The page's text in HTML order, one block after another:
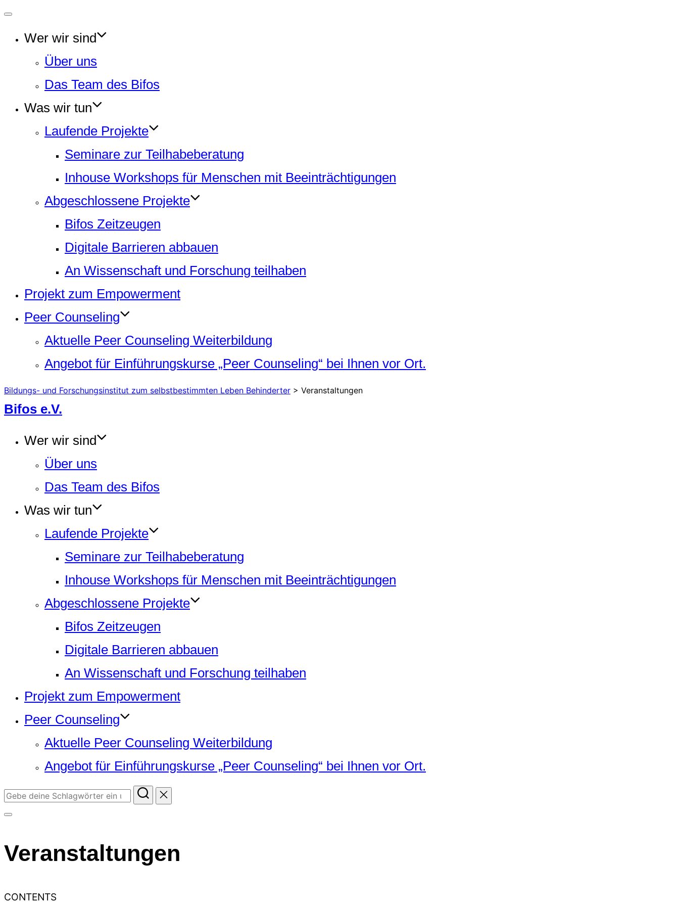
umschalten
Wer wir sind
Über uns
Das Team des Bifos
Was wir tun
Laufende Projekte
Seminare zur Teilhabeberatung
Inhouse Workshops für Menschen mit Beeinträchtigungen
Abgeschlossene Projekte
Bifos Zeitzeugen
Digitale Barrieren abbauen
An Wissenschaft und Forschung teilhaben
Projekt zum Empowerment
Peer Counseling
Aktuelle Peer Counseling Weiterbildung
Angebot für Einführungskurse „Peer Counseling“ bei Ihnen vor Ort.
Bildungs- und Forschungsinstitut zum selbstbestimmten Leben Behinderter > Veranstaltungen
Zum
Inhalt
Bifos e.V.
Wer wir sind
Über uns
Das Team des Bifos
Was wir tun
Laufende Projekte
Seminare zur Teilhabeberatung
Inhouse Workshops für Menschen mit Beeinträchtigungen
Abgeschlossene Projekte
Bifos Zeitzeugen
Digitale Barrieren abbauen
An Wissenschaft und Forschung teilhaben
Projekt zum Empowerment
Peer Counseling
Aktuelle Peer Counseling Weiterbildung
Angebot für Einführungskurse „Peer Counseling“ bei Ihnen vor Ort.
Suchen
Navigation
umschalten
Veranstaltungen
CONTENTS